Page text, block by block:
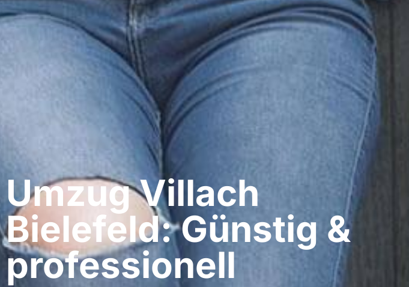
Umzug Villach​
Bielefeld: Günstig &
professionell​